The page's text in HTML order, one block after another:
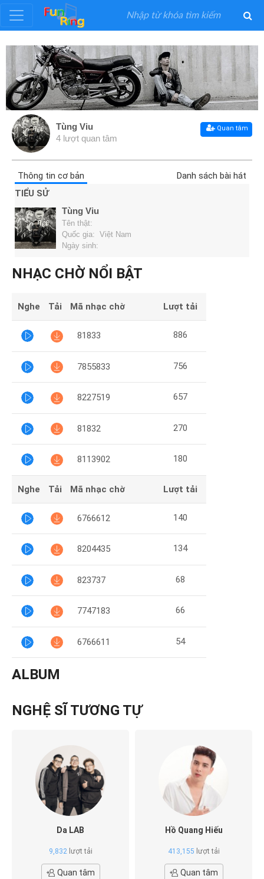
ký
Đăng
nhập
Thể
Loại
Sĩ
Khuyến
Dẫn
Funring
Doanh
Nghiệp
Tùng Viu
4 lượt quan tâm
Quan tâm
Thông tin cơ bản
Danh sách bài hát
TIỂU SỬ
Tùng Viu
Tên thật:
Quốc gia: Việt Nam
Ngày sinh:
NHẠC CHỜ NỔI BẬT
Nghe Tải Mã nhạc chờ Lượt tải
81833 886
7855833 756
8227519 657
81832 270
8113902 180
Nghe Tải Mã nhạc chờ Lượt tải
6766612 140
8204435 134
823737 68
7747183 66
6766611 54
ALBUM
NGHỆ SĨ TƯƠNG TỰ
Da LAB
9,832 lượt tải
Quan tâm
Hồ Quang Hiếu
413,155 lượt tải
Quan tâm